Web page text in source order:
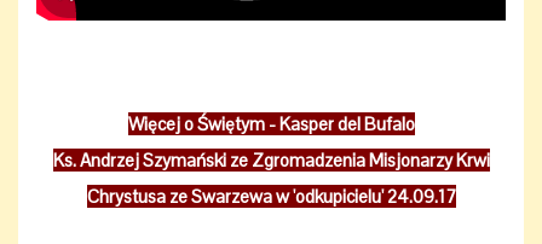
Więcej o Świętym - Kasper del Bufalo
Ks. Andrzej Szymański ze Zgromadzenia Misjonarzy Krwi
Chrystusa ze Swarzewa w 'odkupicielu' 24.09.17